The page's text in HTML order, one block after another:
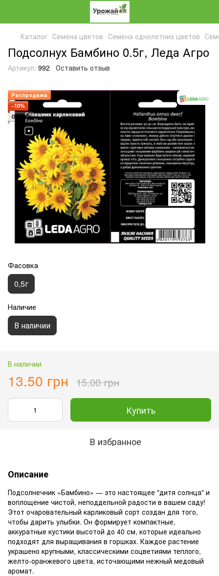
Каталог Семена цветов Семена однолетних цветов
Подсолнух Бамбино 0.5г, Леда Агро
Артикул: 992 Оставить отзыв
Распродажа
−10%
ОПТ 10
Фасовка
0,5г
Наличие
В наличии
В наличии
13.50 грн 15.00 грн
Купить
В избранное
Описание
Подсолнечник «Бамбино» — это настоящее "дитя солнца" и
воплощение чистой, неподдельной радости в вашем саду!
Этот очаровательный карликовый сорт создан для того,
чтобы дарить улыбки. Он формирует компактные,
аккуратные кустики высотой до 40 см, которые идеально
подходят для выращивания в горшках. Каждое растение
украшено крупными, классическими соцветиями теплого,
желто-оранжевого цвета, источающими нежный медовый
аромат.